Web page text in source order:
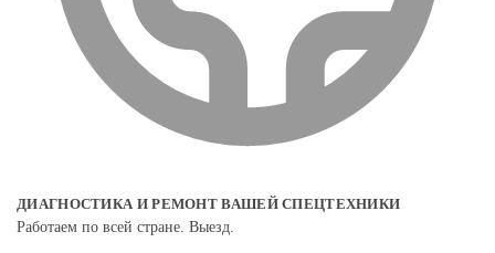
ДИАГНОСТИКА И РЕМОНТ ВАШЕЙ СПЕЦТЕХНИКИ
Работаем по всей стране. Выезд.